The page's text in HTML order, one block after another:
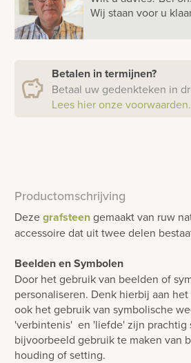
Wij staan voor u
Betalen in termijnen?
Betaal uw gedenkteken in
Lees hier onze voorwaarden.
Productomschrijving
Dezegrafsteengemaakt van ruw
accessoire dat uit twee delen
Beelden en Symbolen
Door het gebruik van beelden of
personaliseren. Denk hierbij aan
ook het gebruik van symbolische
'verbintenis' en 'liefde' zijn prachtig
bijvoorbeeld gebruik te maken van
houding of setting.